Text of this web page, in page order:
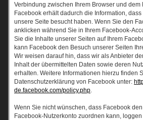
Verbindung zwischen Ihrem Browser und
Facebook erhält dadurch die Information,
unsere Seite besucht haben. Wenn Sie den
anklicken während Sie in Ihrem Facebook-
Sie die Inhalte unserer Seiten auf Ihrem
kann Facebook den Besuch unserer Seiten
Wir weisen darauf hin, dass wir als Anbieter
Inhalt der übermittelten Daten sowie deren
erhalten. Weitere Informationen hierzu finden
Datenschutzerklärung von Facebook unter:
de.facebook.com/policy.php.
Wenn Sie nicht wünschen, dass Facebook
Facebook-Nutzerkonto zuordnen kann,